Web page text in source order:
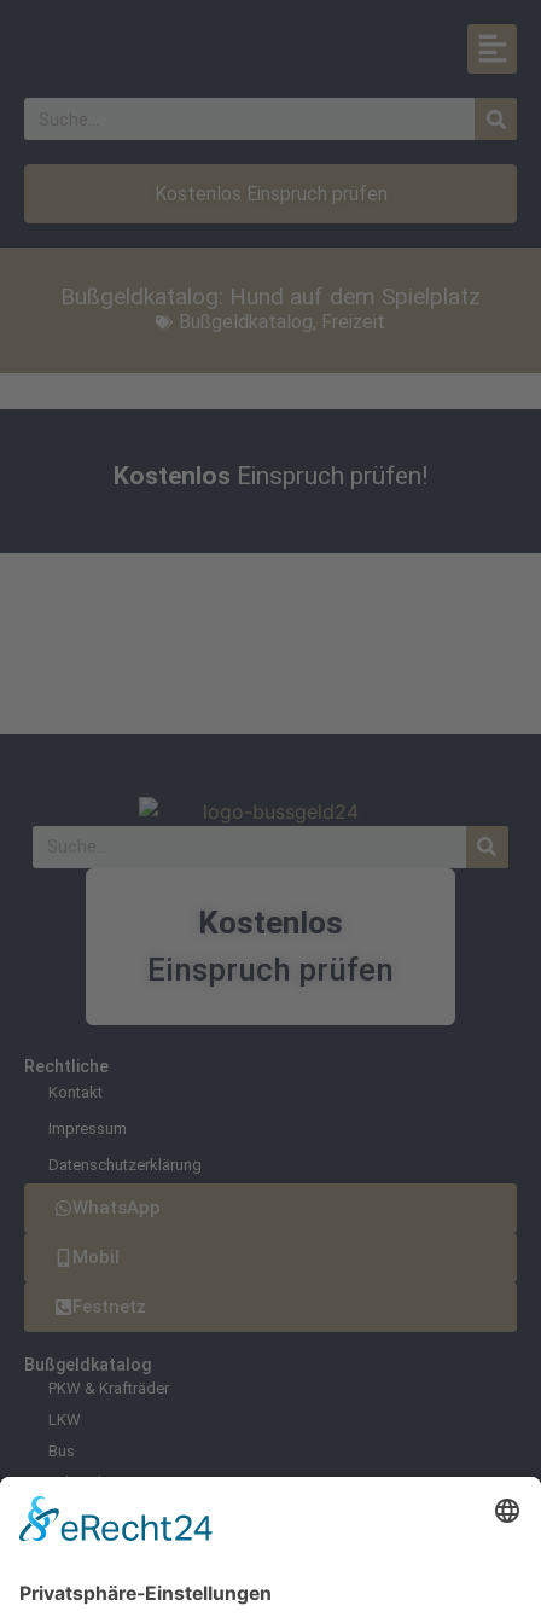
Kostenlos Einspruch prüfen
Bußgeldkatalog: Hund auf dem Spielplatz
Bußgeldkatalog, Freizeit
Kostenlos Einspruch prüfen!
Kostenlos
Einspruch prüfen
Rechtliche
Kontakt
Impressum
Datenschutzerklärung
WhatsApp
Mobil
Festnetz
Bußgeldkatalog
PKW & Krafträder
LKW
Bus
Fahrräder & E-Scooter
Zoll
Umwelt
Infektionsschutz